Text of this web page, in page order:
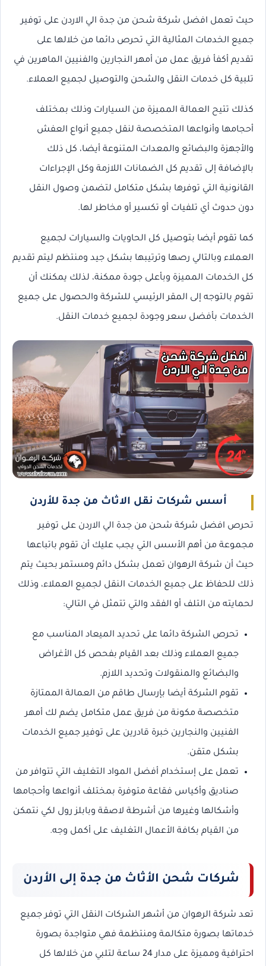
حيث تعمل افضل شركة شحن من جدة الي الاردن على توفير
جميع الخدمات المثالية التي تحرص دائما من خلالها على
تقديم أكفأ فريق عمل من أمهر النجارين والفنيين الماهرين في
تلبية كل خدمات النقل والشحن والتوصيل لجميع العملاء.
كذلك تتيح العمالة المميزة من السيارات وذلك بمختلف
أحجامها وأنواعها المتخصصة لنقل جميع أنواع العفش
والأجهزة والبضائع والمعدات المتنوعة أيضا، كل ذلك
بالإضافة إلى تقديم كل الضمانات اللازمة وكل الإجراءات
القانونية التي توفرها بشكل متكامل لتضمن وصول النقل
دون حدوث أي تلفيات أو تكسير أو مخاطر لها.
كما تقوم أيضا بتوصيل كل الحاويات والسيارات لجميع
العملاء وبالتالي رصها وترتيبها بشكل جيد ومنتظم ليتم تقديم
كل الخدمات المميزة وبأعلى جودة ممكنة، لذلك يمكنك أن
تقوم بالتوجه إلى المقر الرئيسي للشركة والحصول على جميع
الخدمات بأفضل سعر وجودة لجميع خدمات النقل.
أسس شركات نقل الاثاث من جدة للأردن
تحرص افضل شركة شحن من جدة الي الاردن على توفير
مجموعة من أهم الأسس التي يجب عليك أن تقوم باتباعها
حيث أن شركة الرهوان تعمل بشكل دائم ومستمر بحيث يتم
ذلك للحفاظ على جميع الخدمات النقل لجميع العملاء، وذلك
لحمايته من التلف أو الفقد والتي تتمثل في التالي:
تحرص الشركة دائما على تحديد الميعاد المناسب مع
جميع العملاء وذلك بعد القيام بفحص كل الأغراض
والبضائع والمنقولات وتحديد اللازم.
تقوم الشركة أيضا بإرسال طاقم من العمالة الممتازة
متخصصة مكونة من فريق عمل متكامل يضم لك أمهر
الفنيين والنجارين خبرة قادرين على توفير جميع الخدمات
بشكل متقن.
تعمل على إستخدام أفضل المواد التغليف التي تتوافر من
صناديق وأكياس فقاعة متوفرة بمختلف أنواعها وأحجامها
وأشكالها وغيرها من أشرطة لاصقة وبابلز رول لكي نتمكن
من القيام بكافة الأعمال التغليف على أكمل وجه.
شركات شحن الأثاث من جدة إلى الأردن
تعد شركة الرهوان من أشهر الشركات النقل التي توفر جميع
خدماتها بصورة متكالمة ومنتظمة فهي متواجدة بصورة
احترافية ومميزة على مدار 24 ساعة لتلبي من خلالها كل